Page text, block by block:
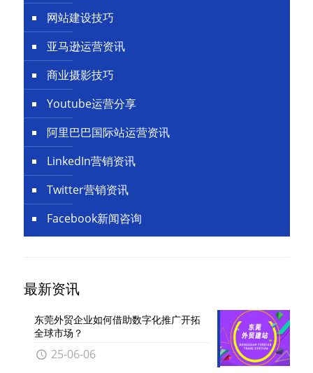
网站建设技巧
亚马逊运营资讯
商业摄影技巧
Youtube运营分享
阿里巴巴国际站运营资讯
LinkedIn营销资讯
Twitter营销资讯
Facebook新闻咨询
最新资讯
东莞外贸企业如何借助数字化推广开拓
全球市场？
25-06-06